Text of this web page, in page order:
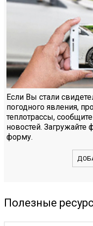
Если Вы стали
погодного явления,
теплотрассы,
новостей.
форму.
Полезные